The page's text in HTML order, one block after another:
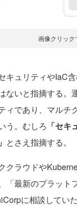
画像クリック
キュリティやIaC
ないと指摘する。
ィであり、マルチ
う。むしろ 「セ
とさえ指摘する。
クラウドや
「最新のプラッ
に相談してい